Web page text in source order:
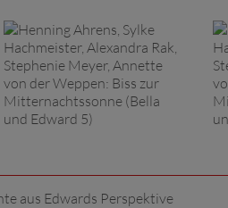
aus Edwards Perspektive